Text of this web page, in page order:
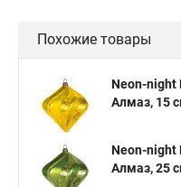
Похожие товары
Neon-night
Алмаз, 15
Neon-night
Алмаз, 25